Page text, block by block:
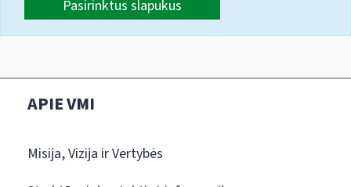
Pasirinktus slapukus
APIE VMI
Misija, Vizija ir Vertybės